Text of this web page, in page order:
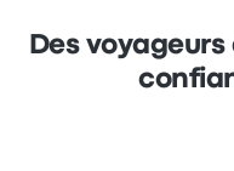
Des